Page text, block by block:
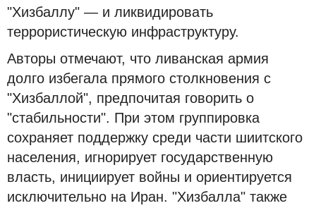
"Хизбаллу" — и ликвидировать
террористическую инфраструктуру.
Авторы отмечают, что ливанская армия
долго избегала прямого столкновения с
"Хизбаллой", предпочитая говорить о
"стабильности". При этом группировка
сохраняет поддержку среди части шиитского
населения, игнорирует государственную
власть, инициирует войны и ориентируется
исключительно на Иран. "Хизбалла" также